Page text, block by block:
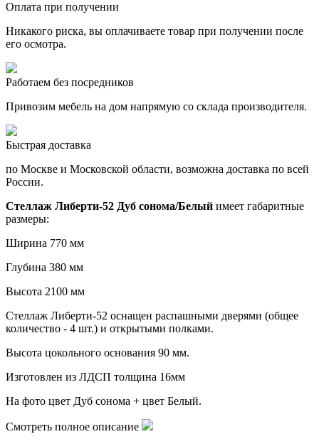
Оплата при получении
Никакого риска, вы оплачиваете товар при получении после
его осмотра.
Работаем без посредников
Привозим мебель на дом напрямую со склада производителя.
Быстрая доставка
по Москве и Московской области, возможна доставка по всей
России.
Стеллаж Либерти-52 Дуб сонома/Белый имеет габаритные
размеры:
Ширина 770 мм
Глубина 380 мм
Высота 2100 мм
Стеллаж Либерти-52 оснащен распашными дверями (общее
количество - 4 шт.) и открытыми полками.
Высота цокольного основания 90 мм.
Изготовлен из ЛДСП толщина 16мм
На фото цвет Дуб сонома + цвет Белый.
Смотреть полное описание